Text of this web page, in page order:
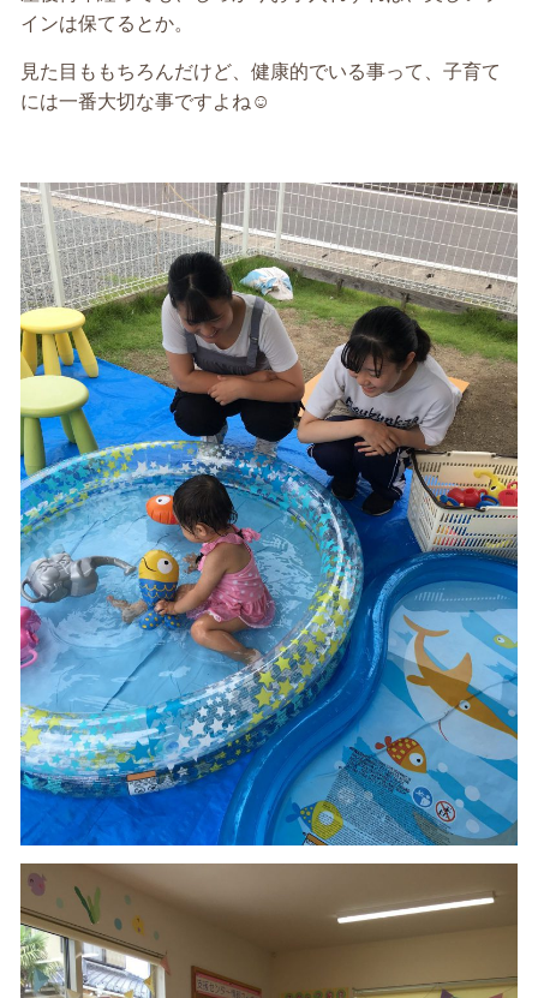
インは保てるとか。
見た目ももちろんだけど、健康的でいる事って、子育て
には一番大切な事ですよね☺️